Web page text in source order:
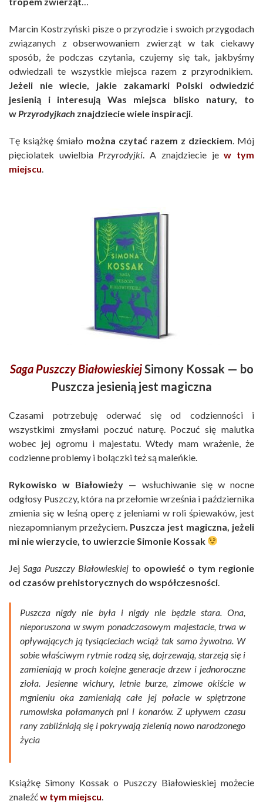
Marcin Kostrzyński pisze o przyrodzie i swoich przygodach
związanych z obserwowaniem zwierząt w tak ciekawy
sposób, że podczas czytania, czujemy się tak, jakbyśmy
odwiedzali te wszystkie miejsca razem z przyrodnikiem.
Jeżeli nie wiecie, jakie zakamarki Polski odwiedzić
jesienią i interesują Was miejsca blisko natury, to
wPrzyrodyjkach znajdziecie wiele inspiracji.
Tę książkę śmiało można czytać razem z dzieckiem. Mój
pięciolatek uwielbia Przyrodyjki. A znajdziecie jew tym
miejscu.
Saga Puszczy BiałowieskiejSimony Kossak — bo
Puszcza jesienią jest magiczna
Czasami potrzebuję oderwać się od codzienności i
wszystkimi zmysłami poczuć naturę. Poczuć się malutka
wobec jej ogromu i majestatu. Wtedy mam wrażenie, że
codzienne problemy i bolączki też są maleńkie.
Rykowisko w Białowieży — wsłuchiwanie się w nocne
odgłosy Puszczy, która na przełomie września i października
zmienia się w leśną operę z jeleniami w roli śpiewaków, jest
niezapomnianym przeżyciem. Puszcza jest magiczna, jeżeli
mi nie wierzycie, to uwierzcie Simonie Kossak
Jej Saga Puszczy Białowieskiej to opowieść o tym regionie
od czasów prehistorycznych do współczesności
Puszcza nigdy nie była i nigdy nie będzie stara. Ona,
nieporuszona w swym ponadczasowym majestacie, trwa w
opływających ją tysiącleciach wciąż tak samo żywotna. W
sobie właściwym rytmie rodzą się, dojrzewają, starzeją się i
zamieniają w proch kolejne generacje drzew i jednoroczne
zioła. Jesienne wichury, letnie burze, zimowe okiście w
mgnieniu oka zamieniają całe jej połacie w spiętrzone
rumowiska połamanych pni i konarów. Z upływem czasu
rany zabliźniają się i pokrywają zielenią nowo narodzonego
życia
Książkę Simony Kossak o Puszczy Białowieskiej możecie
znaleźćw tym miejscu